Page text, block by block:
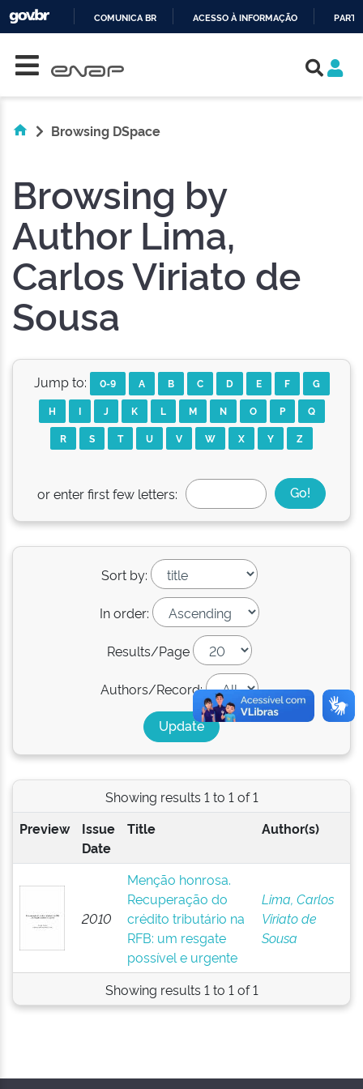
COMUNICA BR ACESSO À INFORMAÇÃO
Browsing DSpace
Browsing by
Author Lima,
Carlos Viriato de
Sousa
Jump to: 0-9 A B C D E F
G
H
I J K L M N O P
Q
R
S T U V W X Y Z
or enter first few letters:
Sort by:
In order:
Results/Page
Authors/Record:
Showing results 1 to 1 of 1
Preview
Issue
Date
Title Author(s)
2010
Menção honrosa.
Recuperação do
crédito tributário na
RFB: um resgate
possível e urgente
Lima, Carlos
Viriato de
Sousa
Showing results 1 to 1 of 1